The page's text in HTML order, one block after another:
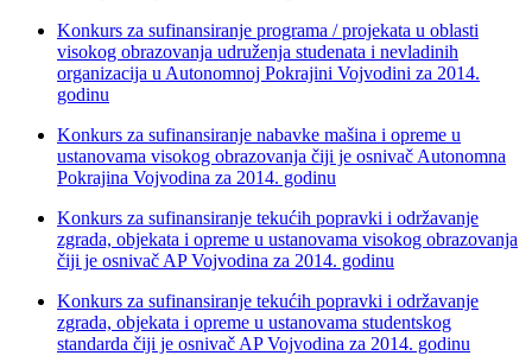
Konkurs za sufinansiranje programa / projekata u oblasti
visokog obrazovanja udruženja studenata i nevladinih
organizacija u Autonomnoj Pokrajini Vojvodini za 2014.
godinu
Konkurs za sufinansiranje nabavke mašina i opreme u
ustanovama visokog obrazovanja čiji je osnivač Autonomna
Pokrajina Vojvodina za 2014. godinu
Konkurs za sufinansiranje tekućih popravki i održavanje
zgrada, objekata i opreme u ustanovama visokog obrazovanja
čiji je osnivač AP Vojvodina za 2014. godinu
Konkurs za sufinansiranje tekućih popravki i održavanje
zgrada, objekata i opreme u ustanovama studentskog
standarda čiji je osnivač AP Vojvodina za 2014. godinu